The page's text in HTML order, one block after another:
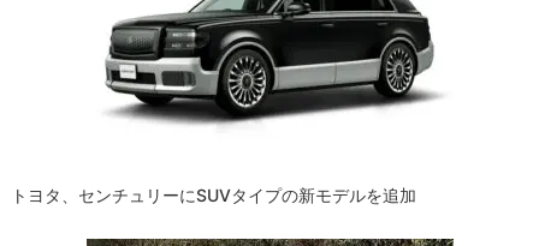
トヨタ、センチュリーにSUVタイプの新モデルを追加